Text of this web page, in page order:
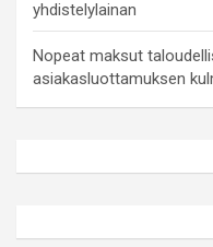
yhdistelylainan
Nopeat maksut
asiakasluottamuksen